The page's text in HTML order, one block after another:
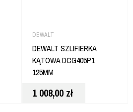
DEWALT
DEWALT SZLIFIERKA
KĄTOWA DCG405P1
125MM
1 008,00 zł